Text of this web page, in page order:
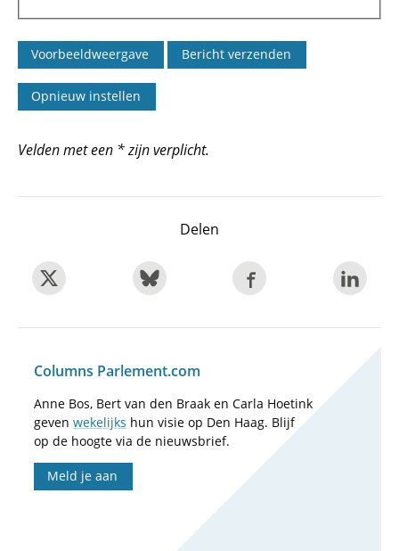
Velden met een * zijn verplicht.
Delen
Columns Parlement.com
Anne Bos, Bert van den Braak en Carla Hoetink
geven wekelijks hun visie op Den Haag. Blijf
op de hoogte via de nieuwsbrief.
Meld je aan